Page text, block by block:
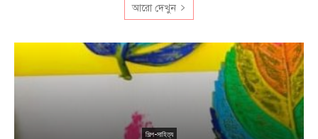
আরো দেখুন
শিল্প-সাহিত্য